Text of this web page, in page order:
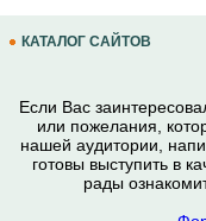
КАТАЛОГ САЙТОВ
Если Вас
или пожелания,
нашей аудитории,
готовы выступить в
рады